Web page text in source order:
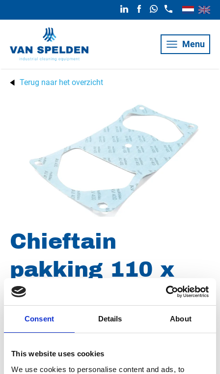
Consent Details About
This website uses cookies
We use cookies to personalise content and ads, to
Menu
Terug naar het overzicht
Chieftain
pakking 110 x
230 x 0,5mm
rechthoekig met
5 gaten 9mm